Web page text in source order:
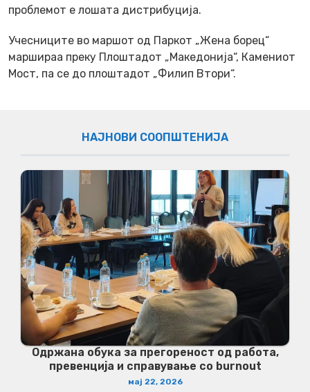
проблемот е лошата дистрибуција.
Учесниците во маршот од Паркот „Жена борец“
маршираа преку Плоштадот „Македонија“, Камениот
Мост, па се до плоштадот „Филип Втори“.
НАЈНОВИ СООПШТЕНИЈА
Одржана обука за прегореност од работа,
превенција и справување со burnout
мај 22, 2026